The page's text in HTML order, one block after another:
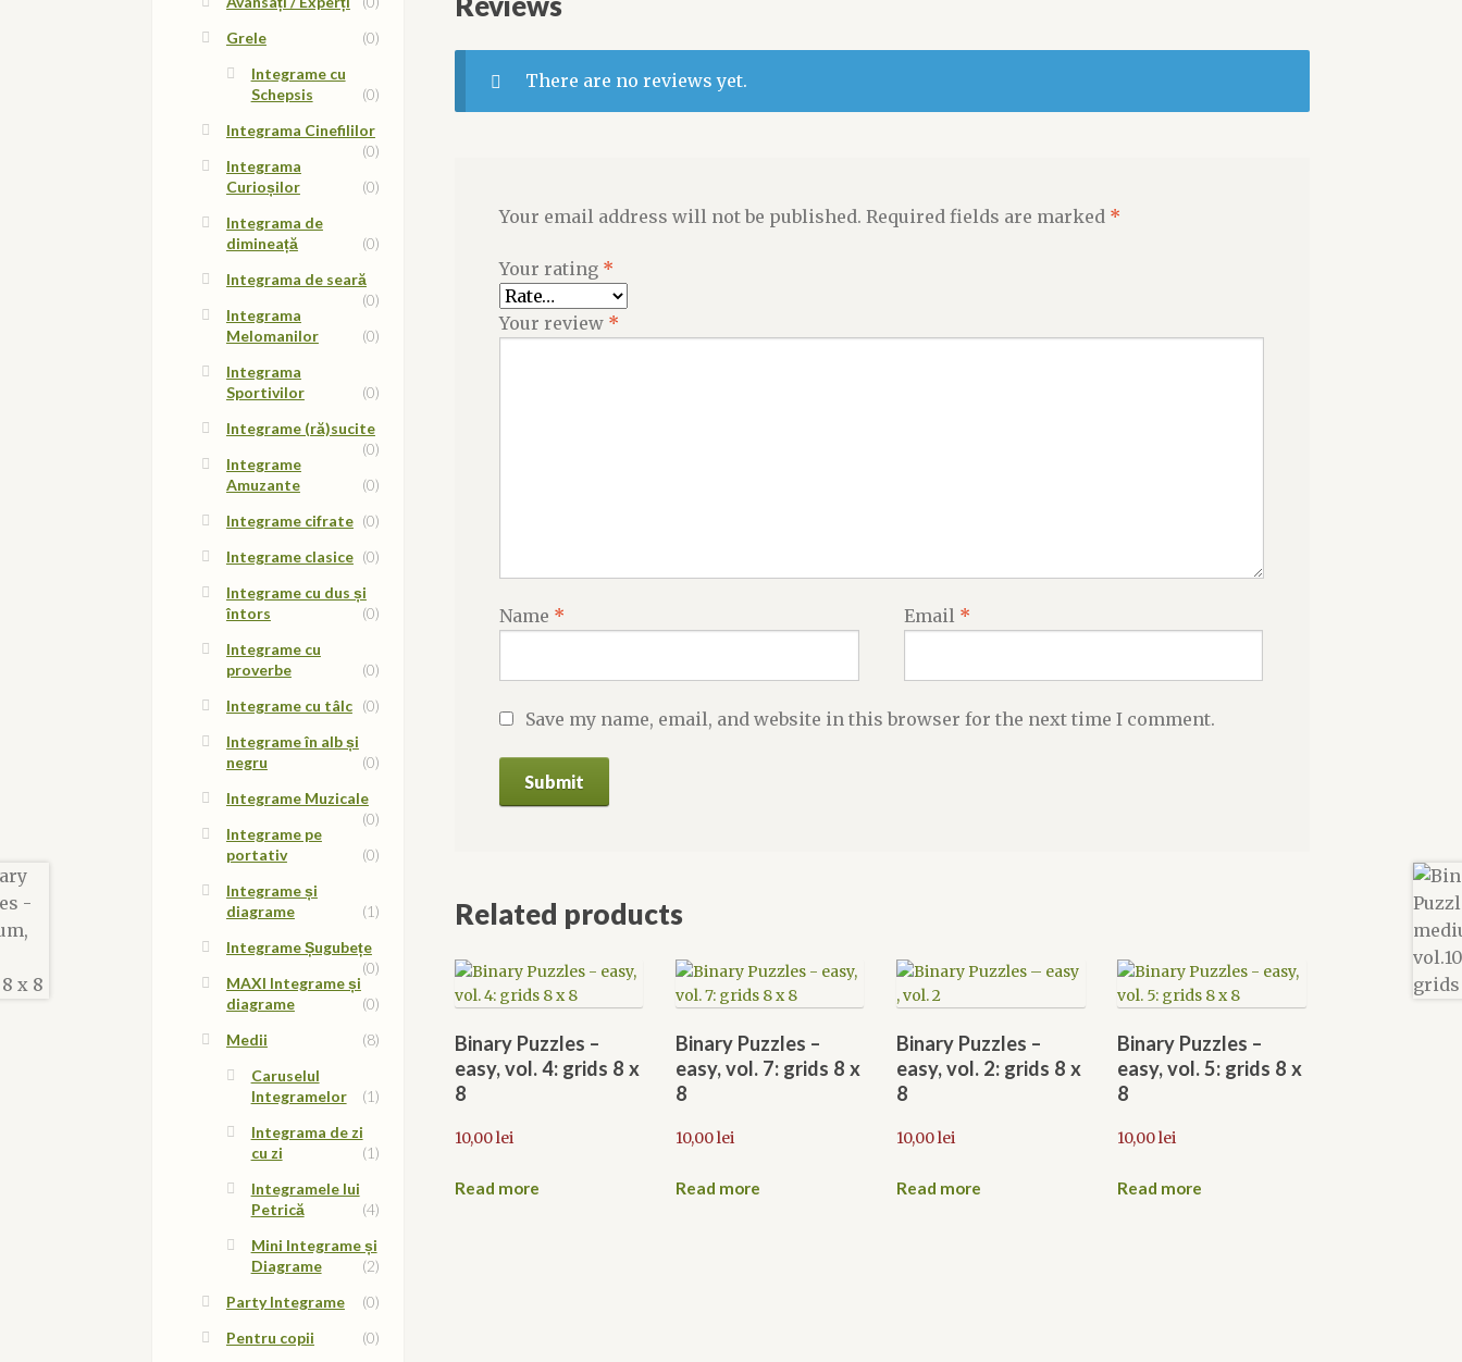
There are no reviews yet.
Your email address will not be published. Required fields are marked *
Your rating *
Your review *
Name * Email *
Save my name, email, and website in this browser for the next time I comment.
Related products
Binary Puzzles –
easy, vol. 4: grids 8 x
8
10,00lei
Read more
Binary Puzzles –
easy, vol. 7: grids 8 x
8
10,00lei
Read more
Binary Puzzles –
easy, vol. 2: grids 8 x
8
10,00lei
Read more
Binary Puzzles –
easy, vol. 5: grids 8 x
8
10,00lei
Read more
Grele
(0)
Integrame cu
Schepsis
(0)
Integrama Cinefililor
(0)
Integrama
Curioșilor
(0)
Integrama de
dimineață
(0)
Integrama de seară
(0)
Integrama
Melomanilor
(0)
Integrama
Sportivilor
(0)
Integrame (ră)sucite
(0)
Integrame
Amuzante
(0)
Integrame cifrate (0)
Integrame clasice (0)
Integrame cu dus și
întors
(0)
Integrame cu
proverbe
(0)
Integrame cu tâlc (0)
Integrame în alb și
negru
(0)
Integrame Muzicale
(0)
Integrame pe
portativ
(0)
Integrame și
diagrame
(1)
Integrame Șugubețe
(0)
MAXI Integrame și
diagrame
(0)
Medii
(8)
Caruselul
Integramelor
(1)
Integrama de zi
cu zi
(1)
Integramele lui
Petrică
(4)
Mini Integrame și
Diagrame
(2)
Party Integrame
(0)
Pentru copii
(0)